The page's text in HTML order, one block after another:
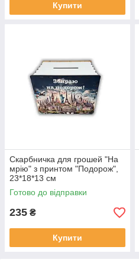
Купити
Скарбничка для грошей "На
мрію" з принтом "Подорож",
23*18*13 см
Готово до відправки
235 ₴
Купити